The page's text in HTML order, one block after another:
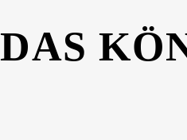
DAS